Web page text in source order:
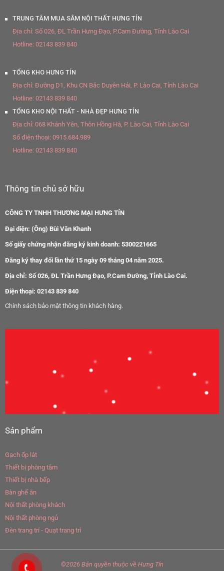
TRUNG TÂM MUA SẮM NỘI THẤT HƯNG TÍN
Địa chỉ: Số 026, ĐL Trần Hưng Đạo, P.Cam Đường, Tỉnh Lào Cai
Hotline: 02143 839 840
TỔNG KHO HƯNG TÍN
Địa chỉ: Đường D1, Khu CN Bắc Duyên Hải, P. Lào Cai, Tỉnh Lào Cai
Hotline: 02143 839 840
TỔNG KHO NỘI THẤT - NHÀ ĐẸP HƯNG TÍN
Địa chỉ: 068 Khánh Yên, Thôn Hồng Hà, P. Lào Cai, Tỉnh Lào Cai
Số điện thoại: 0915.684.989
Hotline: 02143 839 840
Thông tin chủ sở hữu
CÔNG TY TNHH THƯƠNG MẠI HƯNG TÍN
Đại diện: (Ông) Bùi Văn Khanh
Số giấy chứng nhận đăng ký kinh doanh: 5300221665
Đăng ký thay đổi lần thứ 15 ngày 09 tháng 04 năm 2025.
Địa chỉ: Số 026, ĐL Trần Hưng Đạo, P.Cam Đường, Tỉnh Lào Cai.
Điện thoại: 02143 839 840
Chính sách bảo mật thông tin khách hàng.
Sản phẩm
Gạch ốp lát
Thiết bị phòng tắm
Thiết bị nhà bếp
Bàn ghế ăn
Nội thất phòng khách
Nội thất phòng ngủ
Đèn trang trí - Quạt trang trí
©2026 Bản quyền thuộc về Hưng Tín